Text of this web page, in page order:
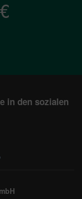
in den sozialen